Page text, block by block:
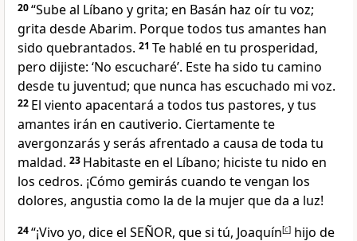
20“Sube al Líbano y grita; en Basán haz oír tu voz;
grita desde Abarim. Porque todos tus amantes han
sido quebrantados. 21 Te hablé en tu prosperidad,
pero dijiste: ‘No escucharé’. Este ha sido tu camino
desde tu juventud; que nunca has escuchado mi voz.
22 El viento apacentará a todos tus pastores, y tus
amantes irán en cautiverio. Ciertamente te
avergonzarás y serás afrentado a causa de toda tu
maldad. 23 Habitaste en el Líbano; hiciste tu nido en
los cedros. ¡Cómo gemirás cuando te vengan los
dolores, angustia como la de la mujer que da a luz!
24“¡Vivo yo, dice el SEÑOR, que si tú, Joaquín[c] hijo de